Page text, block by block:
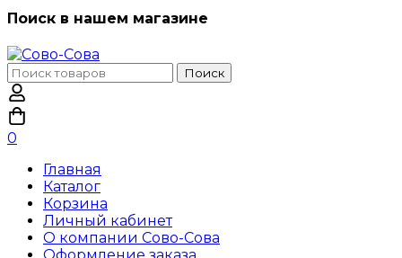
Поиск в нашем магазине
Поиск
по:
Поиск
0
Главная
Каталог
Корзина
Личный кабинет
О компании Сово-Сова